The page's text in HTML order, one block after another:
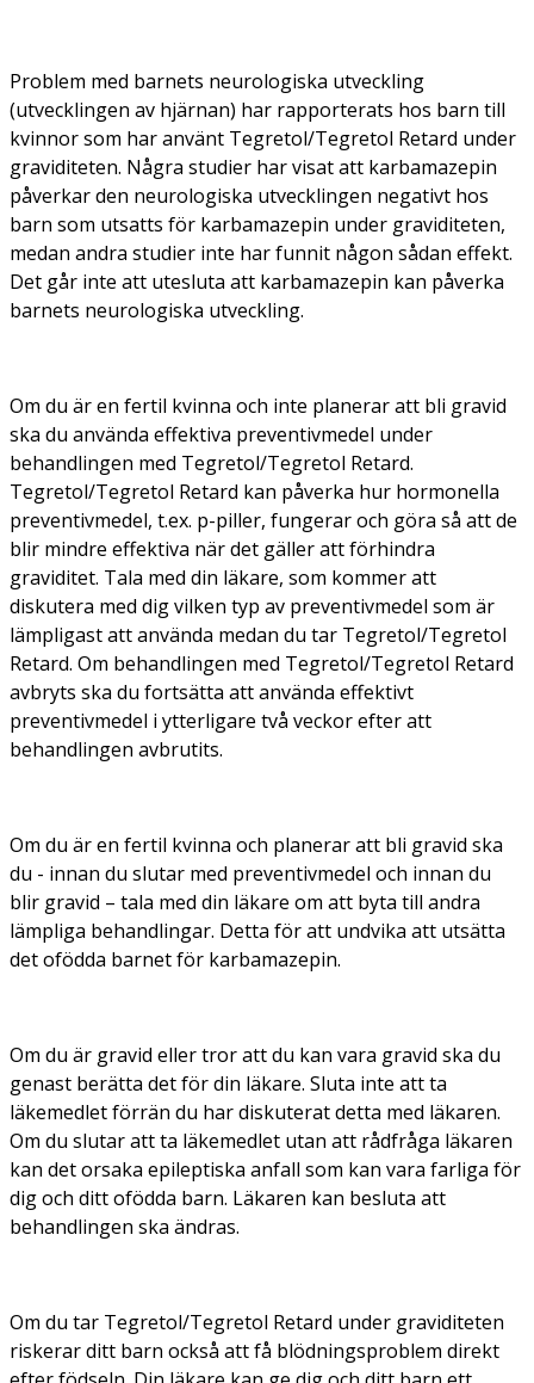
Problem med barnets neurologiska utveckling
(utvecklingen av hjärnan) har rapporterats hos barn till
kvinnor som har använt Tegretol/Tegretol Retard under
graviditeten. Några studier har visat att karbamazepin
påverkar den neurologiska utvecklingen negativt hos
barn som utsatts för karbamazepin under graviditeten,
medan andra studier inte har funnit någon sådan effekt.
Det går inte att utesluta att karbamazepin kan påverka
barnets neurologiska utveckling.
Om du är en fertil kvinna och inte planerar att bli gravid
ska du använda effektiva preventivmedel under
behandlingen med Tegretol/Tegretol Retard.
Tegretol/Tegretol Retard kan påverka hur hormonella
preventivmedel, t.ex. p-piller, fungerar och göra så att de
blir mindre effektiva när det gäller att förhindra
graviditet. Tala med din läkare, som kommer att
diskutera med dig vilken typ av preventivmedel som är
lämpligast att använda medan du tar Tegretol/Tegretol
Retard. Om behandlingen med Tegretol/Tegretol Retard
avbryts ska du fortsätta att använda effektivt
preventivmedel i ytterligare två veckor efter att
behandlingen avbrutits.
Om du är en fertil kvinna och planerar att bli gravid ska
du - innan du slutar med preventivmedel och innan du
blir gravid – tala med din läkare om att byta till andra
lämpliga behandlingar. Detta för att undvika att utsätta
det ofödda barnet för karbamazepin.
Om du är gravid eller tror att du kan vara gravid ska du
genast berätta det för din läkare. Sluta inte att ta
läkemedlet förrän du har diskuterat detta med läkaren.
Om du slutar att ta läkemedlet utan att rådfråga läkaren
kan det orsaka epileptiska anfall som kan vara farliga för
dig och ditt ofödda barn. Läkaren kan besluta att
behandlingen ska ändras.
Om du tar Tegretol/Tegretol Retard under graviditeten
riskerar ditt barn också att få blödningsproblem direkt